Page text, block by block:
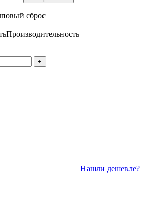
сброс
Производительность
+
Нашли дешевле?